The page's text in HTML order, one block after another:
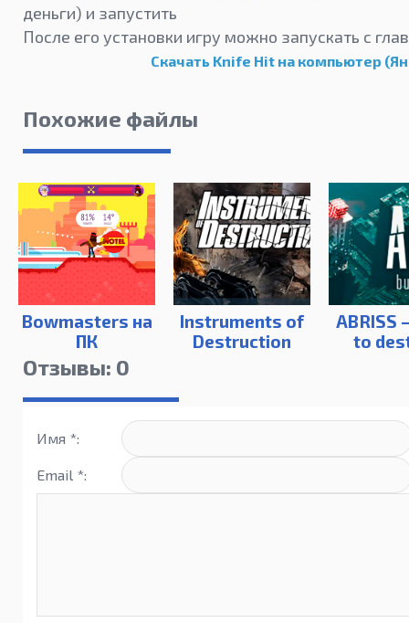
деньги) и запустить
После его установки игру можно запускать с
Скачать Knife Hit на компьютер
Похожие файлы
Bowmasters на
ПК
Instruments of
Destruction
ABRISS
to
Отзывы: 0
Имя *:
Email *: